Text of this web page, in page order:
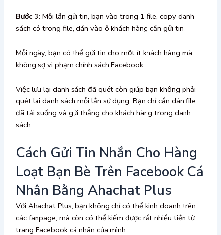
Bước 3:Mỗi lần gửi tin, bạn vào trong 1 file, copy danh
sách có trong file, dán vào ô khách hàng cần gửi tin.
Mỗi ngày, bạn có thể gửi tin cho một ít khách hàng mà
không sợ vi phạm chính sách Facebook.
Việc lưu lại danh sách đã quét còn giúp bạn không phải
quét lại danh sách mỗi lần sử dụng. Bạn chỉ cần dán file
đã tải xuống và gửi thẳng cho khách hàng trong danh
sách.
Cách Gửi Tin Nhắn Cho Hàng
Loạt Bạn Bè Trên Facebook Cá
Nhân Bằng Ahachat Plus
Với Ahachat Plus, bạn không chỉ có thể kinh doanh trên
các fanpage, mà còn có thể kiếm được rất nhiều tiền từ
trang Facebook cá nhân của mình.